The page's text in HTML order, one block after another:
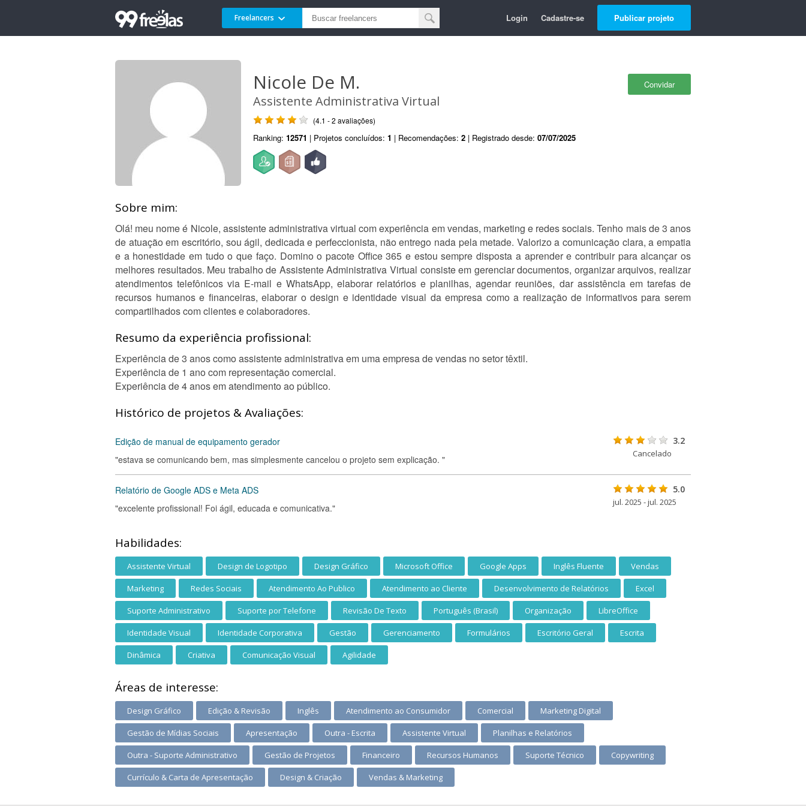
Freelancers Login Cadastre-se Publicar projeto
Convidar
Nicole De M.
Assistente Administrativa Virtual
(4.1 - 2 avaliações)
Ranking: 12571 | Projetos concluídos: 1 | Recomendações: 2 | Registrado desde: 07/07/2025
Sobre mim:
Olá! meu nome é Nicole, assistente administrativa virtual com experiência em vendas, marketing e redes sociais. Tenho mais de 3 anos
de atuação em escritório, sou ágil, dedicada e perfeccionista, não entrego nada pela metade. Valorizo a comunicação clara, a empatia
e a honestidade em tudo o que faço. Domino o pacote Office 365 e estou sempre disposta a aprender e contribuir para alcançar os
melhores resultados. Meu trabalho de Assistente Administrativa Virtual consiste em gerenciar documentos, organizar arquivos, realizar
atendimentos telefônicos via E-mail e WhatsApp, elaborar relatórios e planilhas, agendar reuniões, dar assistência em tarefas de
recursos humanos e financeiras, elaborar o design e identidade visual da empresa como a realização de informativos para serem
compartilhados com clientes e colaboradores.
Resumo da experiência profissional:
Experiência de 3 anos como assistente administrativa em uma empresa de vendas no setor têxtil.
Experiência de 1 ano com representação comercial.
Experiência de 4 anos em atendimento ao público.
Histórico de projetos & Avaliações:
Edição de manual de equipamento gerador
"estava se comunicando bem, mas simplesmente cancelou o projeto sem explicação. "
3.2
Cancelado
Relatório de Google ADS e Meta ADS
"excelente profissional! Foi ágil, educada e comunicativa."
5.0
jul. 2025 - jul. 2025
Habilidades:
Assistente Virtual Design de Logotipo Design Gráfico Microsoft Office Google Apps Inglês Fluente Vendas
Marketing Redes Sociais Atendimento Ao Publico Atendimento ao Cliente Desenvolvimento de Relatórios Excel
Suporte Administrativo Suporte por Telefone Revisão De Texto Português (Brasil) Organização LibreOffice
Identidade Visual Identidade Corporativa Gestão Gerenciamento Formulários Escritório Geral Escrita
Dinâmica Criativa Comunicação Visual Agilidade
Áreas de interesse:
Design Gráfico Edição & Revisão Inglês Atendimento ao Consumidor Comercial Marketing Digital
Gestão de Mídias Sociais Apresentação Outra - Escrita Assistente Virtual Planilhas e Relatórios
Outra - Suporte Administrativo Gestão de Projetos Financeiro Recursos Humanos Suporte Técnico Copywriting
Currículo & Carta de Apresentação Design & Criação Vendas & Marketing